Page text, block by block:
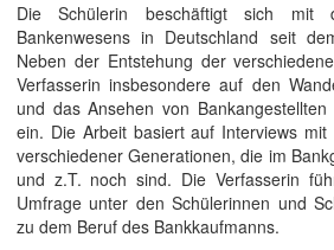
Die Schülerin beschäftigt sich mit
Bankenwesens in Deutschland seit
Neben der Entstehung der
Verfasserin insbesondere auf den
und das Ansehen von
ein. Die Arbeit basiert auf Interviews mit
verschiedener Generationen, die im
und z.T. noch sind. Die Verfasserin
Umfrage unter den Schülerinnen und
zu dem Beruf des Bankkaufmanns.